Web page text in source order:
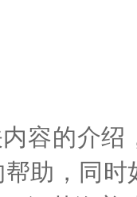
容的介
助，同